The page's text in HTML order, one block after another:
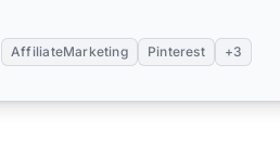
AffiliateMarketing Pinterest +3